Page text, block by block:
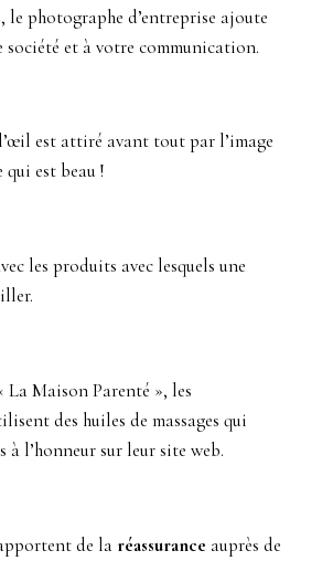
le photographe d’entreprise ajoute
société et à votre communication.
est attiré avant tout par l’image
est beau !
les produits avec lesquels une
La Maison Parenté », les
des huiles de massages qui
à l’honneur sur leur site web.
de laréassurance auprès de